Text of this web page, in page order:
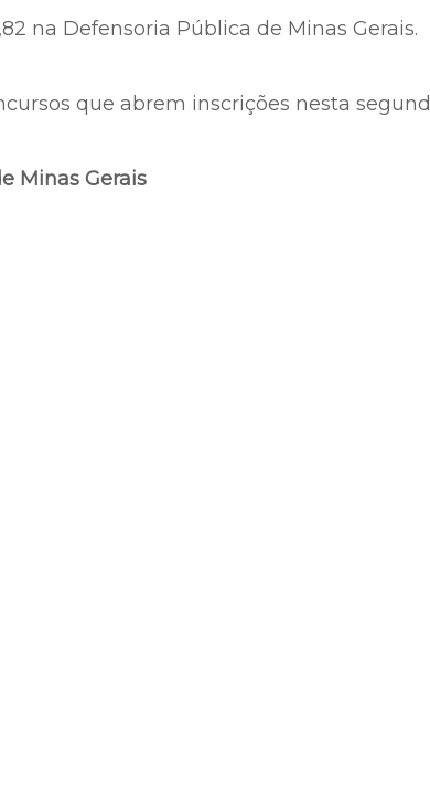
na Defensoria Pública de Minas Gerais.
que abrem inscrições nesta
Minas Gerais